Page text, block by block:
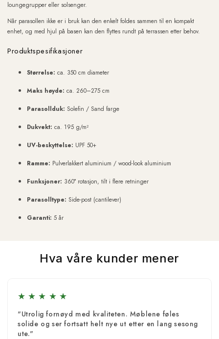
loungegrupper eller solsenger.
Når parasollen ikke er i bruk kan den enkelt foldes sammen til en kompakt
enhet, og med hjul på basen kan den flyttes rundt på terrassen etter behov.
Produktspesifikasjoner
Størrelse: ca. 350 cm diameter
Maks høyde: ca. 260–275 cm
Parasollduk: Solefin / Sand farge
Dukvekt: ca. 195 g/m²
UV-beskyttelse: UPF 50+
Ramme: Pulverlakkert aluminium / wood-look aluminium
Funksjoner: 360° rotasjon, tilt i flere retninger
Parasolltype: Side-post (cantilever)
Garanti: 5 år
Hva våre kunder mener
★ ★ ★ ★ ★
"Utrolig fornøyd med kvaliteten. Møblene føles
solide og ser fortsatt helt nye ut etter en lang sesong
ute."